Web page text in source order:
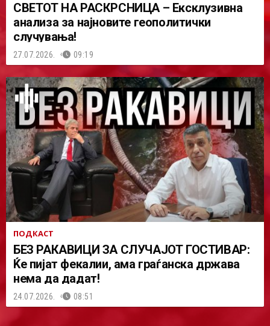
СВЕТОТ НА РАСКРСНИЦА – Ексклузивна
анализа за најновите геополитички
случувања!
27.07.2026. 09:19
ПОДКАСТ
БЕЗ РАКАВИЦИ ЗА СЛУЧАЈОТ ГОСТИВАР:
Ќе пијат фекалии, ама граѓанска држава
нема да дадат!
24.07.2026. 08:51